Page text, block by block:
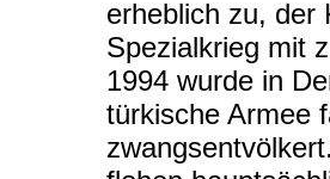
erheblich zu, der
Spezialkrieg mit
1994 wurde in
türkische Armee